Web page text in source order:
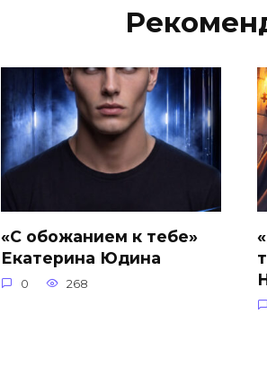
«С обожанием к тебе»
Екатерина Юдина
0 268